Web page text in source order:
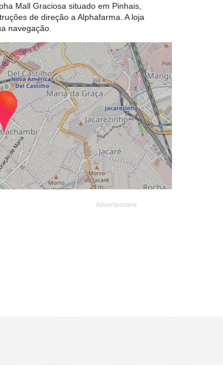
Mall Graciosa situado em Pinhais,
de direção a Alphafarma. A loja
navegação.